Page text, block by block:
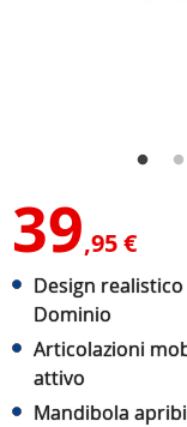
39,95 €
Design
Dominio
Articolazioni
attivo
Mandibola